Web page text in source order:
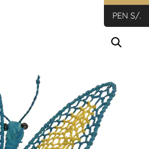
PEN S/.